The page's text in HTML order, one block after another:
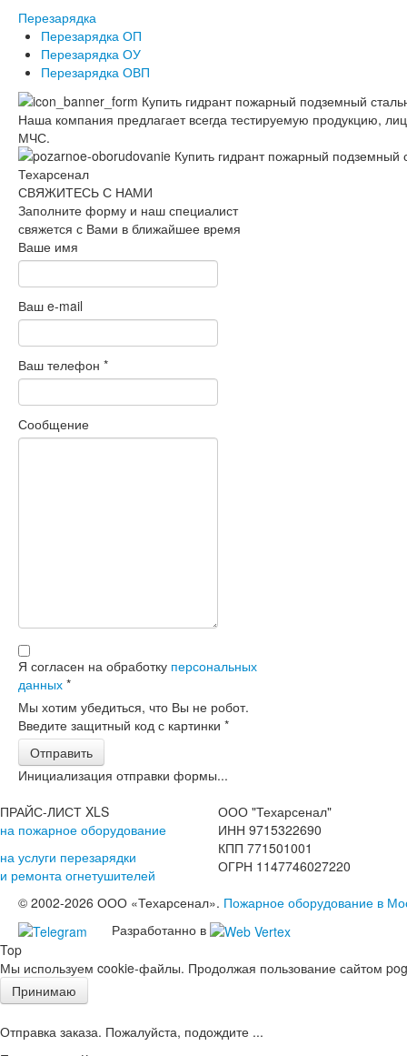
Перезарядка
Перезарядка ОП
Перезарядка ОУ
Перезарядка ОВП
Наша компания предлагает всегда тестируемую продукцию,
МЧС.
СВЯЖИТЕСЬ С НАМИ
Заполните форму и наш специалист
свяжется с Вами в ближайшее время
Ваше имя
Ваш e-mail
Ваш телефон *
Сообщение
Я согласен на обработку персональных
данных *
Мы хотим убедиться, что Вы не робот.
Введите защитный код с картинки *
Отправить
Инициализация отправки формы...
ПРАЙС-ЛИСТ XLS
на пожарное оборудование
на услуги перезарядки
и ремонта огнетушителей
ООО "Техарсенал"
ИНН 9715322690
КПП 771501001
ОГРН 1147746027220
© 2002-2026 ООО «Техарсенал». Пожарное оборудование в
Разработанно в
Top
Мы используем cookie-файлы. Продолжая пользование сайтом
Принимаю
Отправка заказа. Пожалуйста, подождите ...